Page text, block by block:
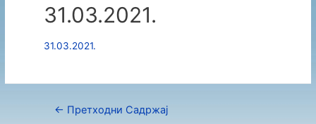
31.03.2021.
31.03.2021.
← Претходни Садржај